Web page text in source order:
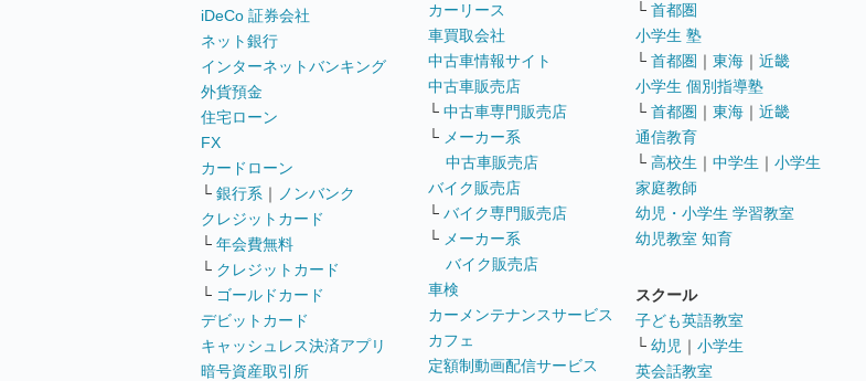
iDeCo 証券会社
ネット銀行
インターネットバンキング
外貨預金
住宅ローン
FX
カードローン
└ 銀行系 ｜
ノンバンク
クレジットカード
└ 年会費無料
└ クレジットカード
└ ゴールドカード
デビットカード
キャッシュレス決済アプリ
暗号資産取引所
カーリース
車買取会社
中古車情報サイト
中古車販売店
└ 中古車専門販売店
└ メーカー系
中古車販売店
バイク販売店
└ バイク専門販売店
└ メーカー系
バイク販売店
車検
カーメンテナンスサービス
カフェ
定額制動画配信サービス
└ 首都圏
小学生 塾
└ 首都圏 ｜ 東海 ｜ 近畿
小学生 個別指導塾
└ 首都圏 ｜ 東海 ｜ 近畿
通信教育
└ 高校生 ｜ 中学生 ｜ 小学生
家庭教師
幼児・小学生 学習教室
幼児教室 知育
スクール
子ども英語教室
└ 幼児 ｜ 小学生
英会話教室